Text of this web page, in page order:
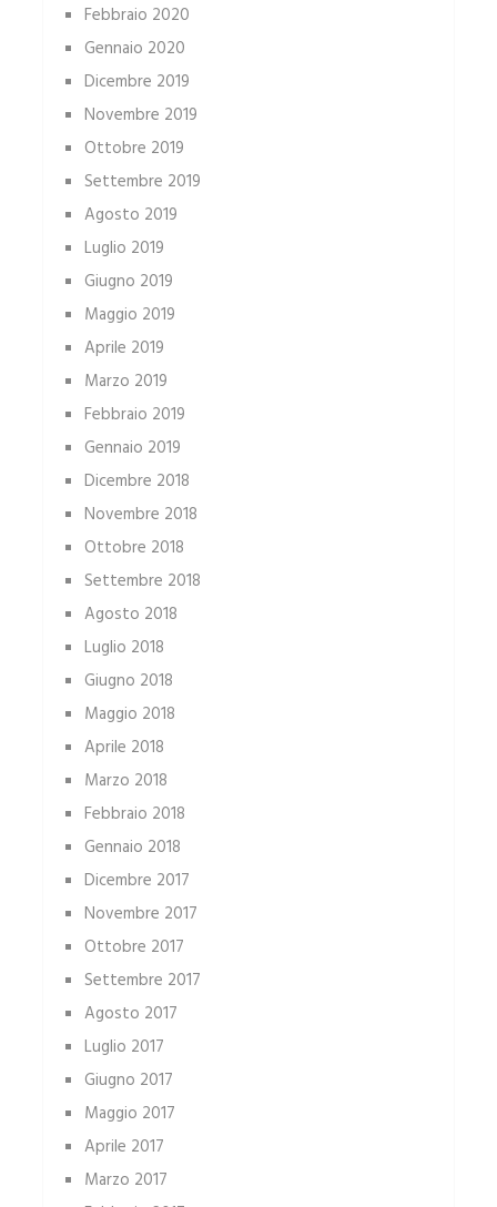
Febbraio 2020
Gennaio 2020
Dicembre 2019
Novembre 2019
Ottobre 2019
Settembre 2019
Agosto 2019
Luglio 2019
Giugno 2019
Maggio 2019
Aprile 2019
Marzo 2019
Febbraio 2019
Gennaio 2019
Dicembre 2018
Novembre 2018
Ottobre 2018
Settembre 2018
Agosto 2018
Luglio 2018
Giugno 2018
Maggio 2018
Aprile 2018
Marzo 2018
Febbraio 2018
Gennaio 2018
Dicembre 2017
Novembre 2017
Ottobre 2017
Settembre 2017
Agosto 2017
Luglio 2017
Giugno 2017
Maggio 2017
Aprile 2017
Marzo 2017